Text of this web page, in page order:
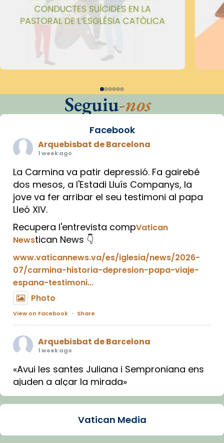
Seguiu-nos
Facebook
Arquebisbat de Barcelona
1 week ago
La Carmina va patir depressió. Fa gairebé
dos mesos, a l'Estadi Lluís Companys, la
jove va fer arribar el seu testimoni al papa
Lleó XIV.
Recupera l'entrevista compVatican
Newstican News 👇
www.vaticannews.va/es/iglesia/news/2026-
07/carmina-historia-depresion-papa-viaje-
espana-testimoni...
Photo
View on Facebook · Share
Arquebisbat de Barcelona
1 week ago
«Avui les santes Juliana i Semproniana ens
ajuden a alçar la mirada»
Mons. Sergi Gordo, bisbe de Tortosa, ha
Santes de Mataró.Vatican Media